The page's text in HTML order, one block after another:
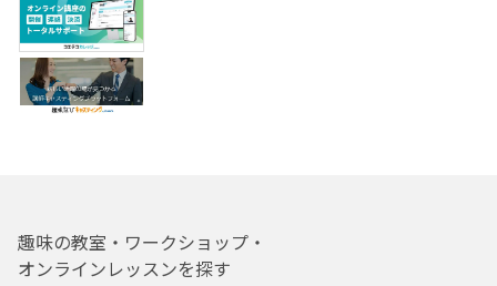
趣味の教室・ワークショップ・
オンラインレッスンを探す